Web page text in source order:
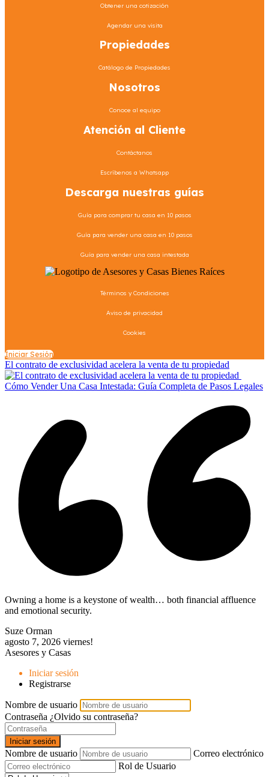
Obtener una cotización
Agendar una visita
Propiedades
Catálogo de Propiedades
Nosotros
Conoce al equipo
Atención al Cliente
Contáctanos
Escríbenos a Whatsapp
Descarga nuestras guías
Guía para comprar tu casa en 10 pasos
Guía para vender una casa en 10 pasos
Guía para vender una casa intestada
Términos y Condiciones
Aviso de privacidad
Cookies
Iniciar Sesión
El contrato de exclusividad acelera la venta de tu propiedad
Cómo Vender Una Casa Intestada: Guía Completa de Pasos Legales
Owning a home is a keystone of wealth… both financial affluence
and emotional security.
Suze Orman
agosto 7, 2026 viernes!
Asesores y Casas
Iniciar sesión
Registrarse
Nombre de usuario
Contraseña ¿Olvido su contraseña?
Iniciar sesión
Nombre de usuario
Correo electrónico
Rol de Usuario